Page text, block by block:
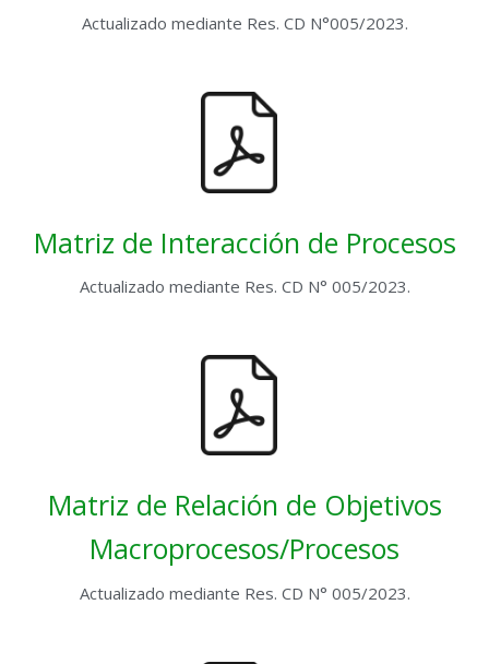
Actualizado mediante Res. CD N°005/2023.
Matriz de Interacción de Procesos
Actualizado mediante Res. CD N° 005/2023.
Matriz de Relación de Objetivos
Macroprocesos/Procesos
Actualizado mediante Res. CD N° 005/2023.